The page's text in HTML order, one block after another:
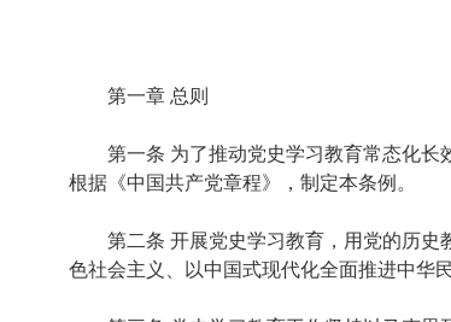
第一章 总则
第一条 为了推动党史学习教育常态化长效
根据《中国共产党章程》，制定本条例。
第二条 开展党史学习教育，用党的历史教
色社会主义、以中国式现代化全面推进中华